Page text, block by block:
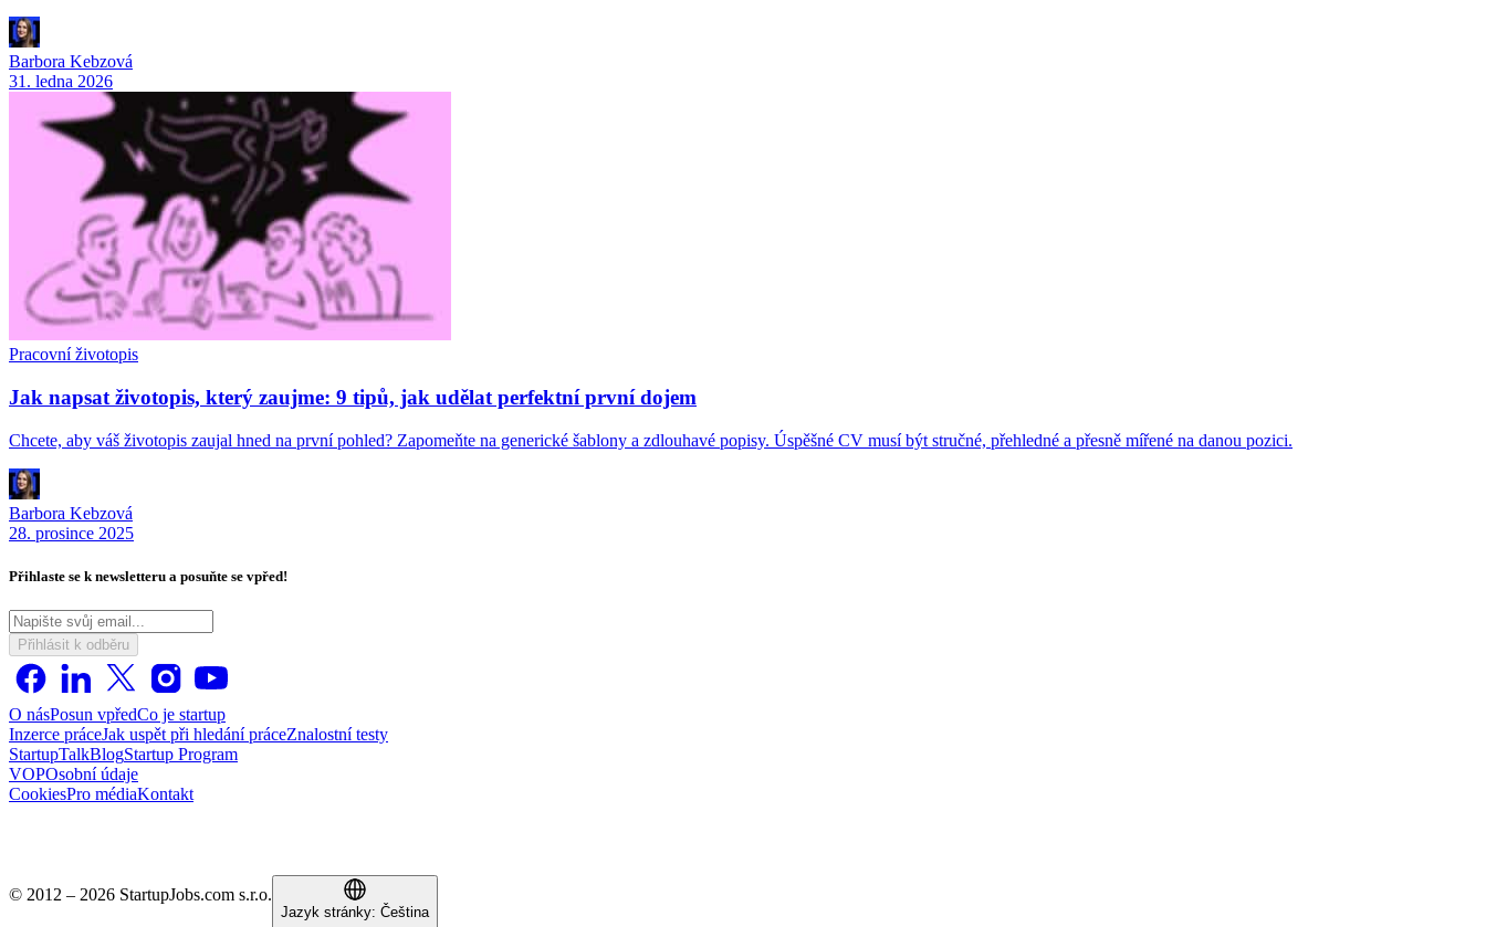
Barbora Kebzová
31. ledna 2026
Pracovní životopis
Jak napsat životopis, který zaujme: 9 tipů, jak udělat perfektní první dojem
Chcete, aby váš životopis zaujal hned na první pohled? Zapomeňte na generické šablony a zdlouhavé popisy. Úspěšné CV musí být stručné, přehledné a přesně mířené na danou pozici.
Barbora Kebzová
28. prosince 2025
Přihlaste se k newsletteru a posuňte se vpřed!
Přihlásit k odběru
O násPosun vpředCo je startup
Inzerce práceJak uspět při hledání práceZnalostní testy
StartupTalkBlogStartup Program
VOPOsobní údaje
CookiesPro médiaKontakt
© 2012 – 2026 StartupJobs.com s.r.o.
Jazyk stránky: Čeština